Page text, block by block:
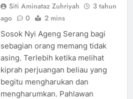
Siti Aminataz Zuhriyah
3 tahun
ago
0 2 mins
Sosok Nyi Ageng Serang bagi
sebagian orang memang tidak
asing. Terlebih ketika melihat
kiprah perjuangan beliau yang
begitu mengharukan dan
mengharumkan. Pahlawan